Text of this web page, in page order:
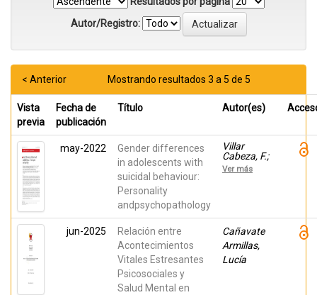
Autor/Registro:
Mostrando resultados 3 a 5 de 5
< Anterior
Vista
previa
Fecha de
publicación
Título Autor(es)
may-2022
Gender differences
in adolescents with
suicidal behaviour:
Personality
andpsychopathology
Villar
Cabeza, F.;
Lombardini,
F.; Sánchez
Esnaola
Letemendia,
E.
Ver más
jun-2025
Relación entre
Acontecimientos
Vitales Estresantes
Psicosociales y
Salud Mental en
Cañavate
Armillas,
Lucía